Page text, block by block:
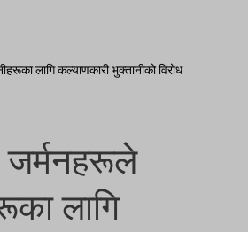
लागि कल्याणकारी भुक्तानीको विरोध
लागि